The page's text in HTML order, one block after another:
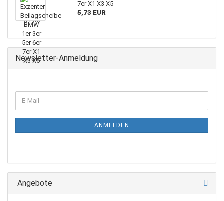
7er X1 X3 X5
5,73 EUR
Newsletter-Anmeldung
ANMELDEN
Angebote